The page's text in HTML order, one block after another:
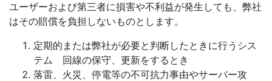
ユーザーおよび第三者に損害や不利益が発生しても、弊社
はその賠償を負担しないものとします。
定期的または弊社が必要と判断したときに行うシス
テム 回線の保守、更新をするとき
落雷、火災、停電等の不可抗力事由やサーバー攻